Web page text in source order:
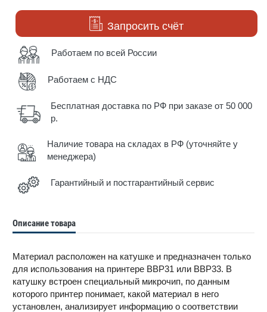
Запросить счёт
Работаем по всей России
Работаем с НДС
Бесплатная доставка по РФ при заказе от 50 000
р.
Наличие товара на складах в РФ (уточняйте у
менеджера)
Гарантийный и постгарантийный сервис
Описание товара
Материал расположен на катушке и предназначен только
для использования на принтере BBP31 или BBP33. В
катушку встроен специальный микрочип, по данным
которого принтер понимает, какой материал в него
установлен, анализирует информацию о соответствии